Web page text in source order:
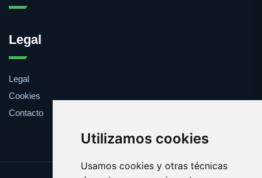
Utilizamos cookies
Usamos cookies y otras técnicas
Legal
Legal
Cookies
Contacto